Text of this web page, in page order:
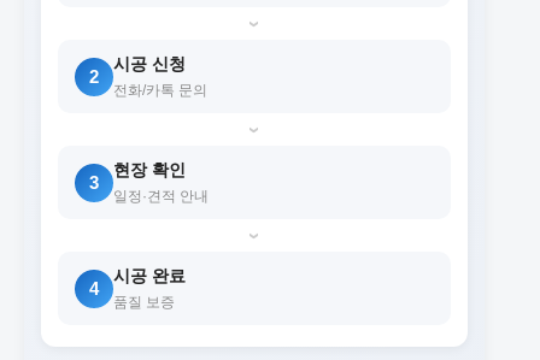
›
2
시공 신청
전화/카톡 문의
›
3
현장 확인
일정·견적 안내
›
4
시공 완료
품질 보증